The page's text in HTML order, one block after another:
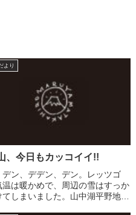
より
、今日もカッコイイ!!
デン、デデン、デン。レッツゴ
温は暖かめで、周辺の雪はすっか
てしまいました。山中湖平野地区